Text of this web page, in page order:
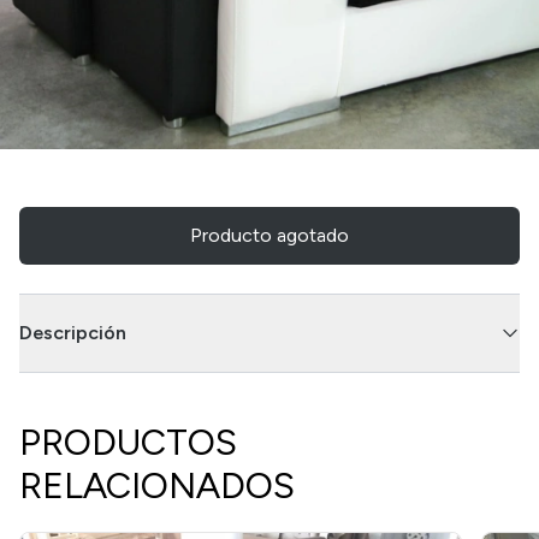
Producto agotado
Descripción
PRODUCTOS
RELACIONADOS